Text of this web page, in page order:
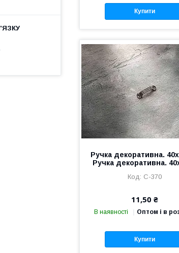
Купити
Ручка декоративна.
Ручка декоративна.
C-370
11,50 ₴
В наявності Оптом і в
Купити